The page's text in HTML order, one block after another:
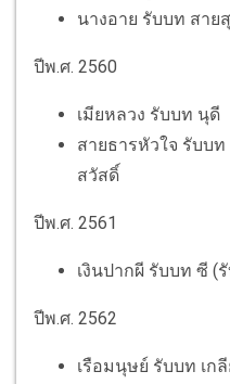
นางอาย รับบท สาย
ปีพ.ศ. 2560
เมียหลวง รับบท นุดี
สายธารหัวใจ รับบ
สวัสดิ์
ปีพ.ศ. 2561
เงินปากผี รับบท ซี (
ปีพ.ศ. 2562
เรือมนุษย์ รับบท เก